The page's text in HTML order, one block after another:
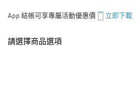
App 結帳可享專屬活動優惠價 立即下載
請選擇商品選項